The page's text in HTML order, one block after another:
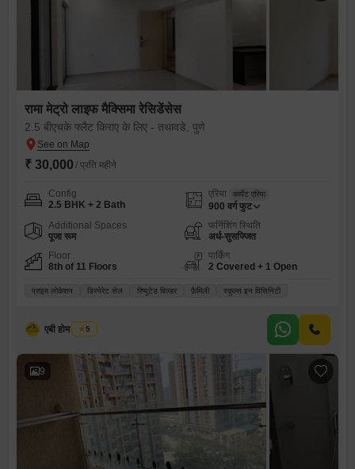
रामा मेट्रो लाइफ मैक्सिमा रेसिडेंसेस
2.5 बीएचके फ्लैट किराए के लिए - तथावडे, पुणे
₹ 30,000 / प्रति महीने
Config
2.5 BHK + 2 Bath
एरिया कार्पेट एरिया
900 वर्ग फुट
Additional Spaces
पूजा रूम
फर्निशिंग स्थिति
अर्ध-सुसज्जित
Floor
8th of 11 Floors
पार्किंग
2 Covered + 1 Open
प्राइम लोकेशन डिस्पेरेट सेल रिप्यूटेड बिल्डर फ़ैमिली स्कूल्स इन विसिनिटी
एबी होम रिअल्टी
5
9